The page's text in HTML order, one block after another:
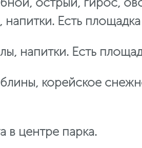
Есть
напитки. Есть
корейское
в центре парка.